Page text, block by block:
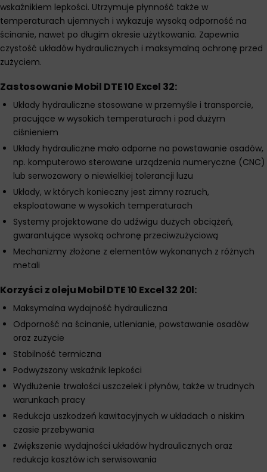
wskaźnikiem lepkości. Utrzymuje płynność także w
temperaturach ujemnych i wykazuje wysoką odporność na
ścinanie, nawet po długim okresie użytkowania. Zapewnia
czystość układów hydraulicznych i maksymalną ochronę przed
zużyciem.
Zastosowanie Mobil DTE 10 Excel 32:
Układy hydrauliczne stosowane w przemyśle i transporcie,
pracujące w wysokich temperaturach i pod dużym
ciśnieniem
Układy hydrauliczne mało odporne na powstawanie osadów,
np. komputerowo sterowane urządzenia numeryczne (CNC)
lub serwozawory o niewielkiej tolerancji luzu
Układy, w których konieczny jest zimny rozruch,
eksploatowane w wysokich temperaturach
Systemy projektowane do udźwigu dużych obciążeń,
gwarantujące wysoką ochronę przeciwzużyciową
Mechanizmy złożone z elementów wykonanych z różnych
metali
Korzyści z oleju Mobil DTE 10 Excel 32 20l:
Maksymalna wydajność hydrauliczna
Odporność na ścinanie, utlenianie, powstawanie osadów
oraz zużycie
Stabilność termiczna
Podwyższony wskaźnik lepkości
Wydłużenie trwałości uszczelek i płynów, także w trudnych
warunkach pracy
Redukcja uszkodzeń kawitacyjnych w układach o niskim
czasie przebywania
Zwiększenie wydajności układów hydraulicznych oraz
redukcja kosztów ich serwisowania